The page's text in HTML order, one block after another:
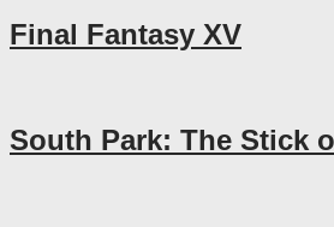
Final Fantasy XV
South Park: The Stick